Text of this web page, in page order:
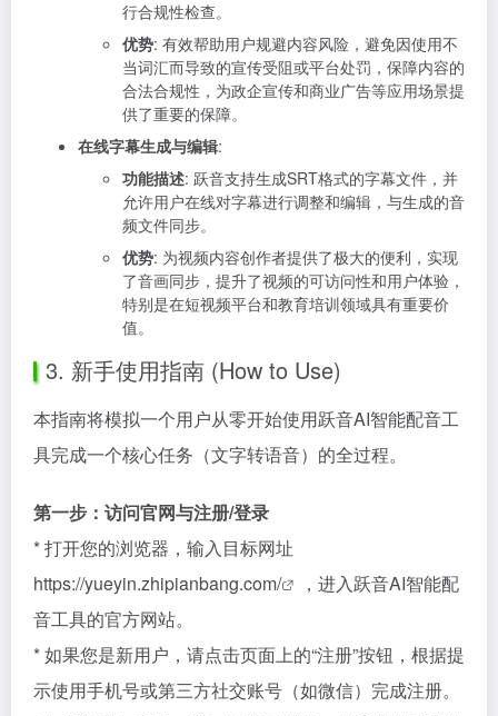
行合规性检查。
优势: 有效帮助用户规避内容风险，避免因使用不
当词汇而导致的宣传受阻或平台处罚，保障内容的
合法合规性，为政企宣传和商业广告等应用场景提
供了重要的保障。
在线字幕生成与编辑:
功能描述: 跃音支持生成SRT格式的字幕文件，并
允许用户在线对字幕进行调整和编辑，与生成的音
频文件同步。
优势: 为视频内容创作者提供了极大的便利，实现
了音画同步，提升了视频的可访问性和用户体验，
特别是在短视频平台和教育培训领域具有重要价
值。
3. 新手使用指南 (How to Use)
本指南将模拟一个用户从零开始使用跃音AI智能配音工
具完成一个核心任务（文字转语音）的全过程。
第一步：访问官网与注册/登录
* 打开您的浏览器，输入目标网址
https://yueyin.zhipianbang.com/
，进入跃音AI智能配
音工具的官方网站。
* 如果您是新用户，请点击页面上的“注册”按钮，根据提
示使用手机号或第三方社交账号（如微信）完成注册。